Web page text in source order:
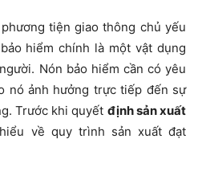
tiện giao thông chủ yếu
hiểm chính là một vật dụng
Nón bảo hiểm cần có yêu
nó ảnh hưởng trực tiếp đến sự
Trước khi quyết định sản xuất
về quy trình sản xuất đạt